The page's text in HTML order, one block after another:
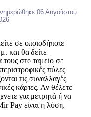
06 Αυγούστου
σε οποιοδήποτε
και θα δείτε
στο ταμείο σε
πύλες
τις συναλλαγές
κάρτες. Αν θέλετε
για μετρητά ή να
Pay είναι η λύση.